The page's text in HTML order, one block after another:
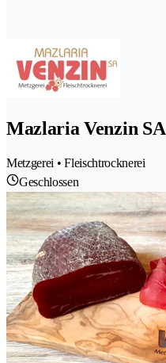
Mazlaria Venzin SA
Metzgerei • Fleischtrocknerei
Geschlossen